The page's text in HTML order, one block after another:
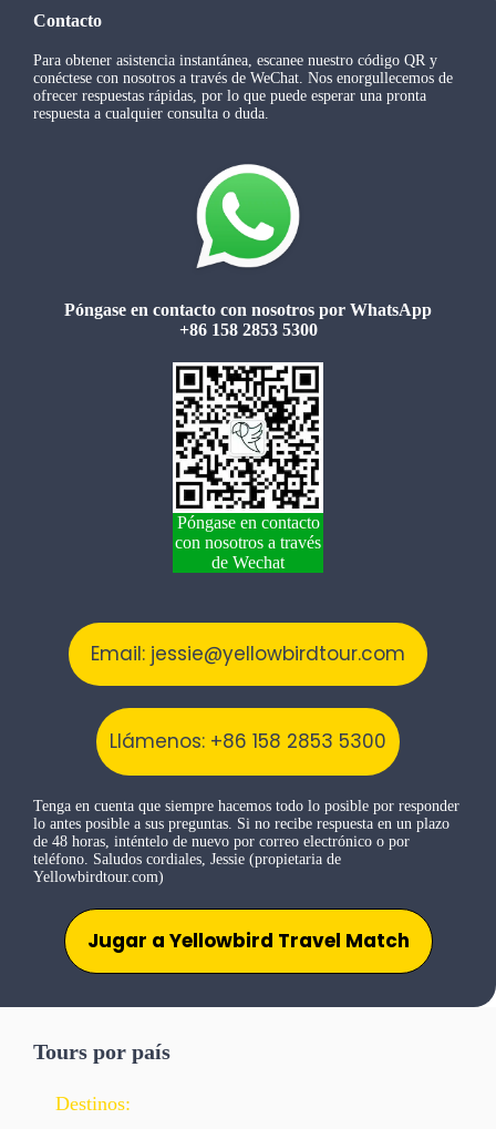
Tours por país
Destinos:
Contacto
Para obtener asistencia instantánea, escanee nuestro código QR y
conéctese con nosotros a través de WeChat. Nos enorgullecemos de
ofrecer respuestas rápidas, por lo que puede esperar una pronta
respuesta a cualquier consulta o duda.
Póngase en contacto con nosotros por WhatsApp
+86 158 2853 5300
Póngase en contacto
con nosotros a través
de Wechat
Email: jessie@yellowbirdtour.com
Llámenos: +86 158 2853 5300
Tenga en cuenta que siempre hacemos todo lo posible por responder
lo antes posible a sus preguntas. Si no recibe respuesta en un plazo
de 48 horas, inténtelo de nuevo por correo electrónico o por
teléfono. Saludos cordiales, Jessie (propietaria de
Yellowbirdtour.com)
Jugar a Yellowbird Travel Match